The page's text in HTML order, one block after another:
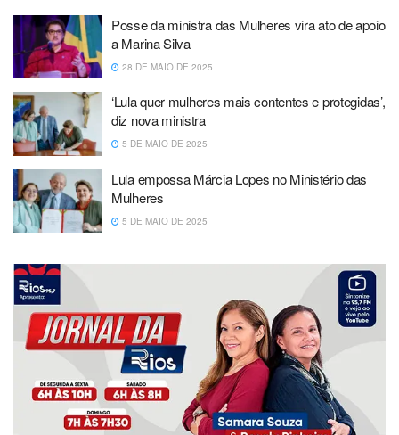
Posse da ministra das Mulheres vira ato de apoio
a Marina Silva
28 DE MAIO DE 2025
‘Lula quer mulheres mais contentes e protegidas’,
diz nova ministra
5 DE MAIO DE 2025
Lula empossa Márcia Lopes no Ministério das
Mulheres
5 DE MAIO DE 2025